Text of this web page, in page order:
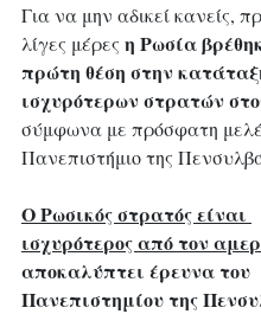
Για να μην αδικεί κανείς,
λίγες μέρες η Ρωσία
πρώτη θέση στην
ισχυρότερων στρατών
σύμφωνα με πρόσφατη
Πανεπιστήμιο της
Ο Ρωσικός στρατός είναι
ισχυρότερος από τον
αποκαλύπτει έρευνα του
Πανεπιστημίου της